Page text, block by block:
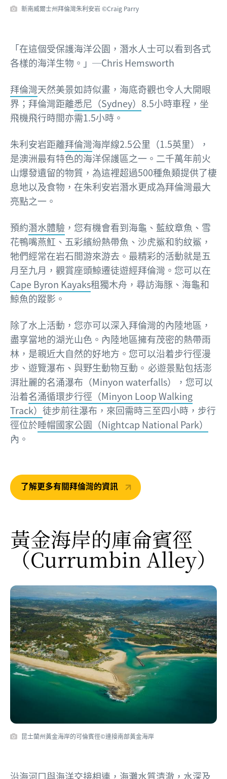
新南威爾士州拜倫灣朱利安岩 ©Craig Parry
「在這個受保護海洋公園，潛水人士可以看到各式
各樣的海洋生物。」 ─Chris Hemsworth
拜倫灣天然美景如詩似畫，海底奇觀也令人大開眼
界；拜倫灣距離悉尼（Sydney） 8.5小時車程，坐
飛機飛行時間亦需1.5小時。
朱利安岩距離拜倫灣海岸線2.5公里（1.5英里），
是澳洲最有特色的海洋保護區之一。二千萬年前火
山爆發遺留的物質，為這裡超過500種魚類提供了棲
息地以及食物，在朱利安岩潛水更成為拜倫灣最大
亮點之一。
預約潛水體驗 ，您有機會看到海龜、藍紋章魚、雪
花鴨嘴燕魟、五彩繽紛熱帶魚、沙虎鯊和豹紋鯊，
牠們經常在岩石間游來游去。最精彩的活動就是五
月至九月，觀賞座頭鯨遷徒遊經拜倫灣。您可以在
Cape Byron Kayaks租獨木舟，尋訪海豚、海龜和
鯨魚的蹤影。
除了水上活動，您亦可以深入拜倫灣的內陸地區，
盡享當地的湖光山色。內陸地區擁有茂密的熱帶雨
林，是親近大自然的好地方。您可以沿着步行徑漫
步、遊覽瀑布、與野生動物互動。 必遊景點包括澎
湃壯麗的名涌瀑布（Minyon waterfalls），您可以
沿着名涌循環步行徑（Minyon Loop Walking
Track） 徒步前往瀑布，來回需時三至四小時，步行
徑位於睡帽國家公園（Nightcap National Park）
內。
了解更多有關拜倫灣的資訊
黃金海岸的庫侖賓徑
（Currumbin Alley）
昆士蘭州黃金海岸的可倫賓徑©連接南部黃金海岸
沿海河口與海洋交接相連，海灘水質清澈，水深及